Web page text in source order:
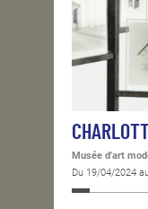
Musée d'art
Du 19/04/2024